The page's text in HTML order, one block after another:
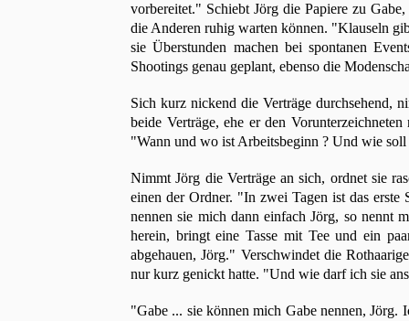
vorbereitet." Schiebt Jörg die Papiere zu
die Anderen ruhig warten können. "Klauseln
sie Überstunden machen bei spontanen
Shootings genau geplant, ebenso die
Sich kurz nickend die Verträge durchsehend,
beide Verträge, ehe er den
"Wann und wo ist Arbeitsbeginn ? Und wie soll
Nimmt Jörg die Verträge an sich, ordnet sie
einen der Ordner. "In zwei Tagen ist das
nennen sie mich dann einfach Jörg, so nennt
herein, bringt eine Tasse mit Tee und ein
abgehauen, Jörg." Verschwindet die
nur kurz genickt hatte. "Und wie darf ich sie
"Gabe ... sie können mich Gabe nennen,